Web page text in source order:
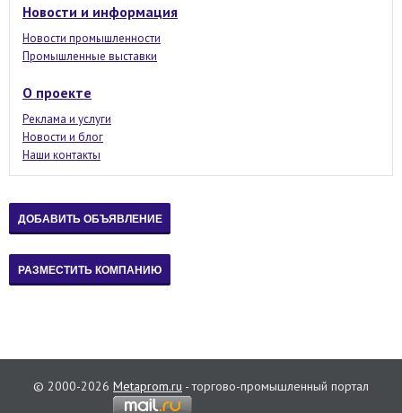
Новости и информация
Новости промышленности
Промышленные выставки
О проекте
Реклама и услуги
Новости и блог
Наши контакты
© 2000-2026 Metaprom.ru - торгово-промышленный портал